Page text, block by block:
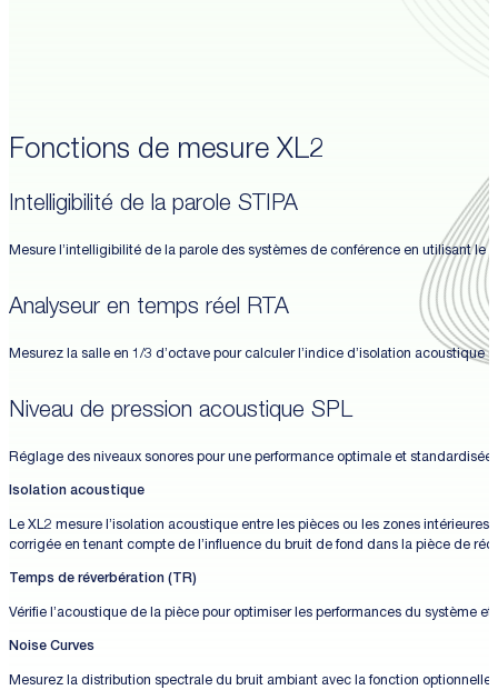
Fonctions de mesure XL2
Intelligibilité de la parole STIPA
Mesure l’intelligibilité de la parole des systèmes de conférence en utilisant le
Analyseur en temps réel RTA
Mesurez la salle en 1/3 d’octave pour calculer l’indice d’isolation
Niveau de pression acoustique SPL
Réglage des niveaux sonores pour une performance optimale et standardisée.
Isolation acoustique
Le XL2 mesure l’isolation acoustique entre les pièces ou les zones
corrigée en tenant compte de l’influence du bruit de fond dans la pièce de
Temps de réverbération (TR)
Vérifie l’acoustique de la pièce pour optimiser les performances du système
Noise Curves
Mesurez la distribution spectrale du bruit ambiant avec la fonction